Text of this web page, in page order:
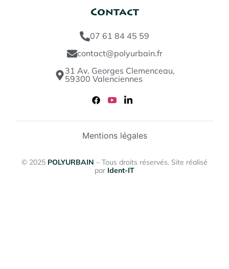
Contact
07 61 84 45 59
contact@polyurbain.fr
31 Av. Georges Clemenceau,
59300 Valenciennes
© 2025 POLYURBAIN – Tous droits réservés. Site réalisé
par Ident-IT
Mentions légales